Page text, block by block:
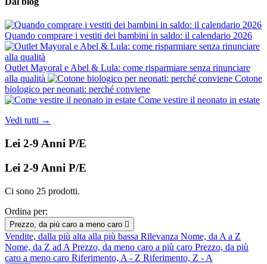
Quando comprare i vestiti dei bambini in saldo: il calendario 2026
Outlet Mayoral e Abel & Lula: come risparmiare senza rinunciare
alla qualità
Cotone
biologico per neonati: perché conviene
Come vestire il neonato in estate
Vedi tutti →
Lei 2-9 Anni P/E
Lei 2-9 Anni P/E
Ci sono 25 prodotti.
Ordina per:
Prezzo, da più caro a meno caro 
Vendite, dalla più alta alla più bassa Rilevanza Nome, da A a Z
Nome, da Z ad A Prezzo, da meno caro a più caro Prezzo, da più
caro a meno caro Riferimento, A - Z Riferimento, Z - A